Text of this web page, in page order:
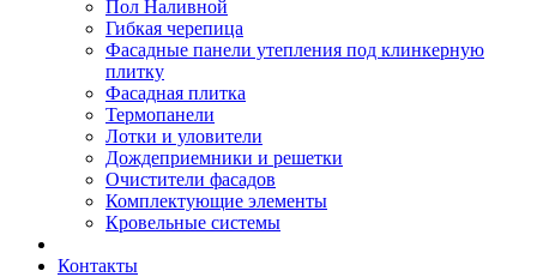
Пол Наливной
Гибкая черепица
Фасадные панели утепления под клинкерную
плитку
Фасадная плитка
Термопанели
Лотки и уловители
Дождеприемники и решетки
Очистители фасадов
Комплектующие элементы
Кровельные системы
Контакты